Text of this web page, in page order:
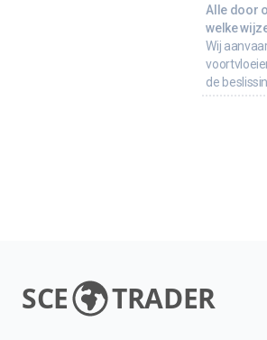
Alle door
welke
Wij
de
SCE TRADER